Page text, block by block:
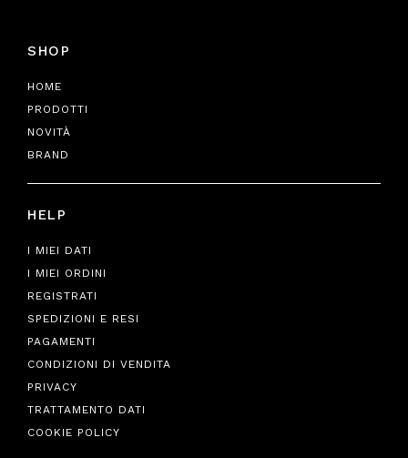
SHOP
HOME
PRODOTTI
NOVITÀ
BRAND
HELP
I MIEI DATI
I MIEI ORDINI
REGISTRATI
SPEDIZIONI E RESI
PAGAMENTI
CONDIZIONI DI VENDITA
PRIVACY
TRATTAMENTO DATI
COOKIE POLICY